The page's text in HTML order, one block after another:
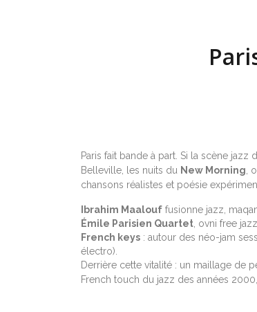
Paris fait bande à part. Si la scène
Belleville, les nuits du New Morning ,
chansons réalistes et poésie
Ibrahim Maalouf fusionne jazz,
Émile Parisien Quartet , ovni free
French keys : autour des néo-jam
électro).
Derrière cette vitalité : un maillage de
French touch du jazz des années